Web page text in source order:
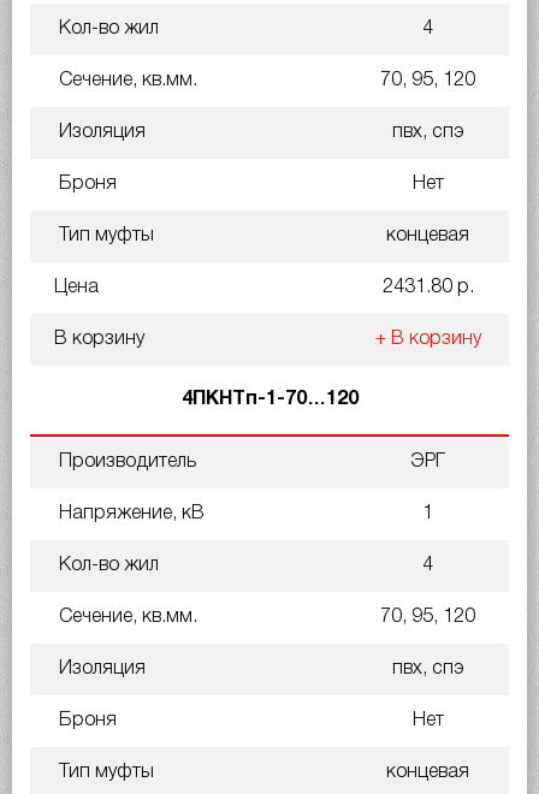
Кол-во жил 4
Сечение, кв.мм. 70, 95, 120
Изоляция пвх, спэ
Броня Нет
Тип муфты концевая
Цена 2431.80 р.
В корзину + В корзину
4ПКНТп-1-70…120
Производитель ЭРГ
Напряжение, кВ 1
Кол-во жил 4
Сечение, кв.мм. 70, 95, 120
Изоляция пвх, спэ
Броня Нет
Тип муфты концевая